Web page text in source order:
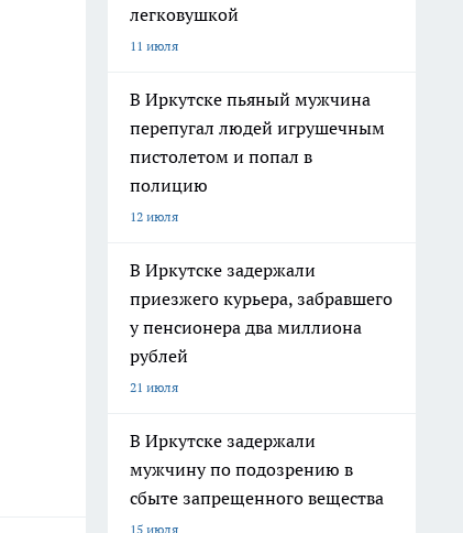
легковушкой
11 июля
В Иркутске пьяный мужчина
перепугал людей игрушечным
пистолетом и попал в
полицию
12 июля
В Иркутске задержали
приезжего курьера, забравшего
у пенсионера два миллиона
рублей
21 июля
В Иркутске задержали
мужчину по подозрению в
сбыте запрещенного вещества
15 июля